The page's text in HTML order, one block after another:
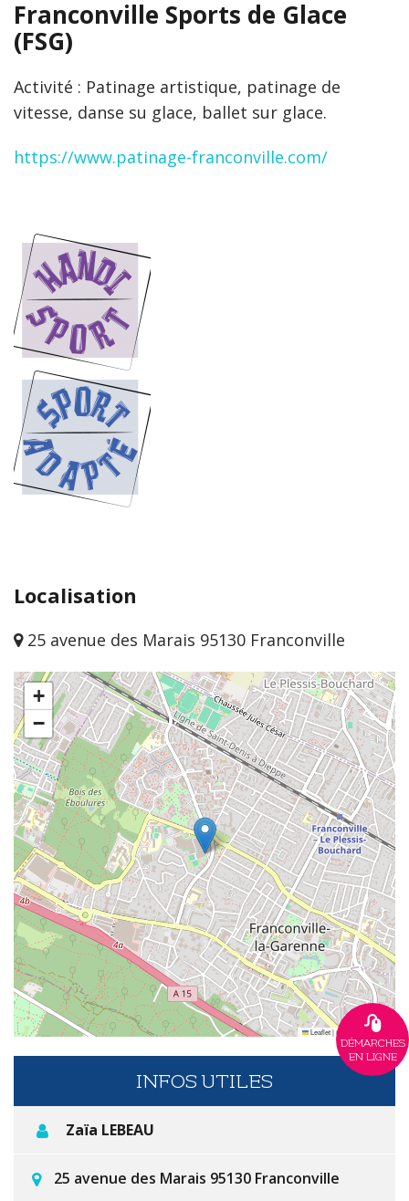
Franconville Sports de Glace
(FSG)
Activité : Patinage artistique, patinage de
vitesse, danse su glace, ballet sur glace.
https://www.patinage-franconville.com/
Localisation
25 avenue des Marais 95130 Franconville
+
−
Leaflet|© OpenStreetMap
INFOS UTILES
Zaïa LEBEAU
25 avenue des Marais 95130 Franconville
DÉMARCHES
EN LIGNE